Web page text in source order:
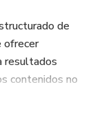
de
ofrecer
resultados
contenidos no